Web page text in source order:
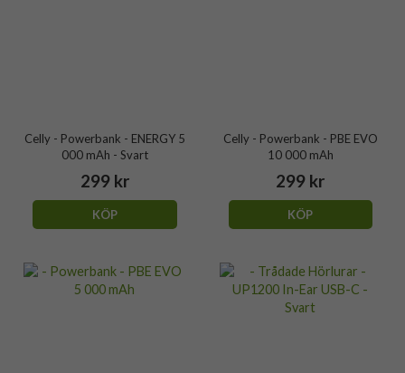
Celly - Powerbank - ENERGY 5
000 mAh - Svart
299 kr
KÖP
Celly - Powerbank - PBE EVO
10 000 mAh
299 kr
KÖP